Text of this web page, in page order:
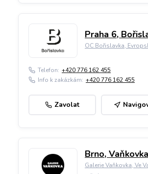
Praha 6,
OC Bořislavka,
Telefon: +420 776 162 455
Info k zakázkám: +420 776 162 455
Zavolat
Brno, Vaňkovka
Galerie Vaňkovka, Ve